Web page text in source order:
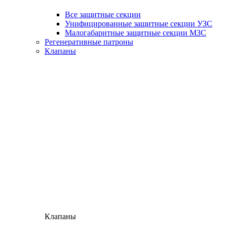
Все защитные секции
Унифицированные защитные секции УЗС
Малогабаритные защитные секции МЗС
Регенеративные патроны
Клапаны
Клапаны